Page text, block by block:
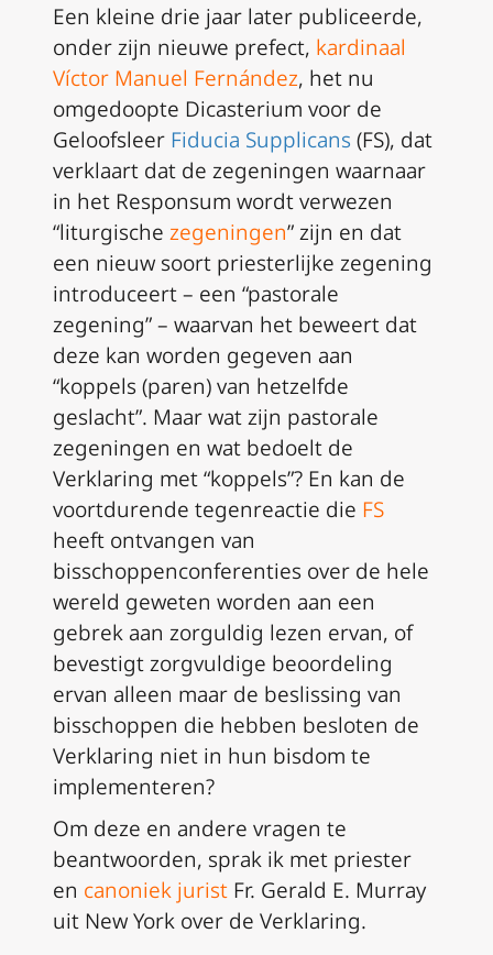
Een kleine drie jaar later publiceerde,
onder zijn nieuwe prefect, kardinaal
Víctor Manuel Fernández, het nu
omgedoopte Dicasterium voor de
Geloofsleer Fiducia Supplicans (FS), dat
verklaart dat de zegeningen waarnaar
in het Responsum wordt verwezen
“liturgische zegeningen” zijn en dat
een nieuw soort priesterlijke zegening
introduceert – een “pastorale
zegening” – waarvan het beweert dat
deze kan worden gegeven aan
“koppels (paren) van hetzelfde
geslacht”. Maar wat zijn pastorale
zegeningen en wat bedoelt de
Verklaring met “koppels”? En kan de
voortdurende tegenreactie die FS
heeft ontvangen van
bisschoppenconferenties over de hele
wereld geweten worden aan een
gebrek aan zorguldig lezen ervan, of
bevestigt zorgvuldige beoordeling
ervan alleen maar de beslissing van
bisschoppen die hebben besloten de
Verklaring niet in hun bisdom te
implementeren?
Om deze en andere vragen te
beantwoorden, sprak ik met priester
en canoniek jurist Fr. Gerald E. Murray
uit New York over de Verklaring.